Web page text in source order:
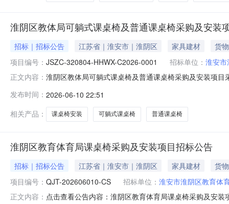
淮阴区教体局可躺式课桌椅及普通课桌椅采购及安装
招标｜招标公告 江苏省｜淮安市｜淮阴区 家具建材
货物
项目编号： JSZC-320804-HHWX-C2026-0001 招标单位： 淮安
正文内容： 淮阴区教体局可躺式课桌椅及普通课桌椅采购及安装项
件。一、项目基本情况项目编号：JSZC-320804-
发布时间： 2026-06-10 22:51
相关产品：
课桌椅安装 可躺式课桌椅 普通课桌椅
淮阴区教育体育局课桌椅采购及安装项目招标公告
招标｜招标公告 江苏省｜淮安市｜淮阴区 家具建材
货物
项目编号： QJT-202606010-CS 招标单位： 淮安市淮阴区教育体
正文内容： 点击查看公告内容：淮阴区教育体育局课桌椅采购及安装